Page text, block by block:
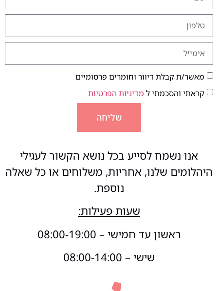
מאשר/ת קבלת דיוור וחומרים פרסומיים
קראתי והסכמתי ל מדיניות הפרטיות
שליחה
אנו נשמח לסייע בכל נושא הקשור לעגילי
היהלומים שלנו, אחריות, משלוחים או כל שאלה
נוספת.
שעות פעילות:
ראשון עד חמישי – 08:00-19:00
שישי – 08:00-14:00